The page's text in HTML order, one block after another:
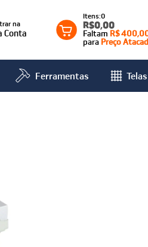
na
Conta
0
R$0,00
Faltam R$
para Preço
Ferramentas Telas